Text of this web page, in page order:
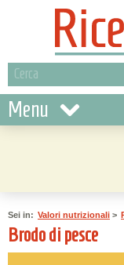
Menu
Sei in: Valori nutrizionali >
Brodo di pesce